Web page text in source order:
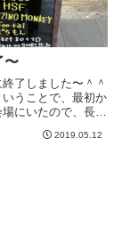
〜
了しました〜＾＾
うことで、最初か
にいたので、長か
全部みました＾＾オ
に、２つほどす
2019.05.12